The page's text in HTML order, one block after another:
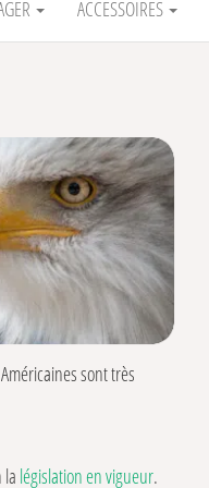
ACCESSOIRES
sont très
variétés utilisent dans
et en THC. De
législation en vigueur.